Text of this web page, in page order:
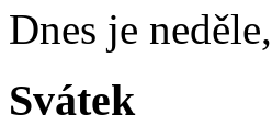
Dnes je neděle,
Svátek